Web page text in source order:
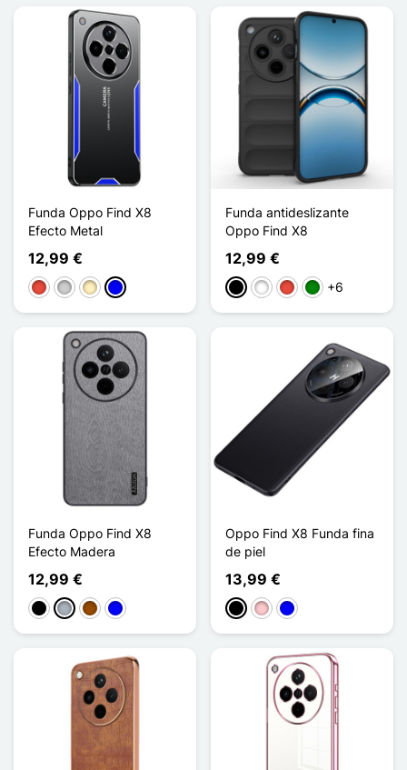
Funda Oppo Find X8
Efecto Metal
12,99 €
RojoPlataOro Azul
Funda antideslizante
Oppo Find X8
12,99 €
NegroBlancoRojoVerde
+6
Funda Oppo Find X8
Efecto Madera
12,99 €
Negro
Gris Marrón
Azul
Oppo Find X8 Funda fina
de piel
13,99 €
NegroRosaAzul